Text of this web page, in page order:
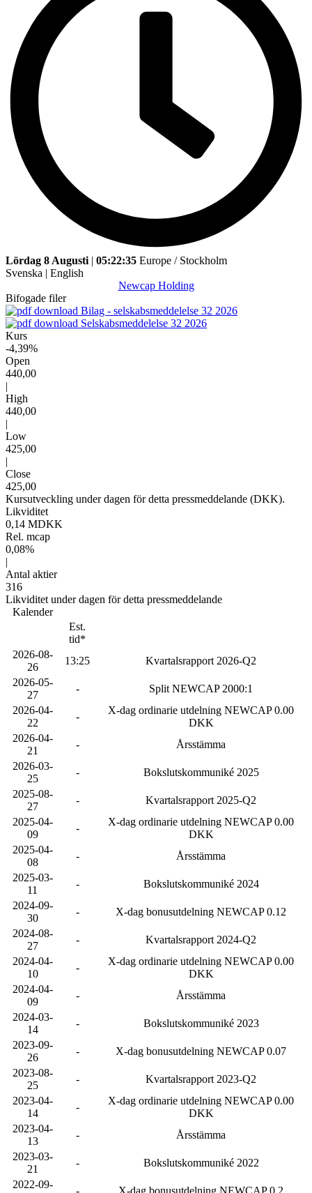
Lördag 8 Augusti | 05:22:35 Europe / Stockholm
Svenska | English
Newcap Holding
Bifogade filer
Bilag - selskabsmeddelelse 32 2026
Selskabsmeddelelse 32 2026
Kurs
-4,39%
Open
440,00
|
High
440,00
|
Low
425,00
|
Close
425,00
Kursutveckling under dagen för detta pressmeddelande (DKK).
Likviditet
0,14 MDKK
Rel. mcap
0,08%
|
Antal aktier
316
Likviditet under dagen för detta pressmeddelande
Kalender
Est.
tid*
2026-08-
26
13:25
Kvartalsrapport 2026-Q2
2026-05-
27
-
Split NEWCAP 2000:1
2026-04-
22
-
X-dag ordinarie utdelning NEWCAP 0.00
DKK
2026-04-
21
-
Årsstämma
2026-03-
25
-
Bokslutskommuniké 2025
2025-08-
27
-
Kvartalsrapport 2025-Q2
2025-04-
09
-
X-dag ordinarie utdelning NEWCAP 0.00
DKK
2025-04-
08
-
Årsstämma
2025-03-
11
-
Bokslutskommuniké 2024
2024-09-
30
-
X-dag bonusutdelning NEWCAP 0.12
2024-08-
27
-
Kvartalsrapport 2024-Q2
2024-04-
10
-
X-dag ordinarie utdelning NEWCAP 0.00
DKK
2024-04-
09
-
Årsstämma
2024-03-
14
-
Bokslutskommuniké 2023
2023-09-
26
-
X-dag bonusutdelning NEWCAP 0.07
2023-08-
25
-
Kvartalsrapport 2023-Q2
2023-04-
14
-
X-dag ordinarie utdelning NEWCAP 0.00
DKK
2023-04-
13
-
Årsstämma
2023-03-
21
-
Bokslutskommuniké 2022
2022-09-
- X-dag bonusutdelning NEWCAP 0.2